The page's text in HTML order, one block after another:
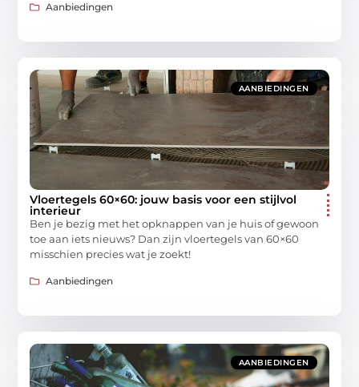
Aanbiedingen
AANBIEDINGEN
Vloertegels 60×60: jouw basis voor een stijlvol
interieur
Ben je bezig met het opknappen van je huis of gewoon
toe aan iets nieuws? Dan zijn vloertegels van 60×60
misschien precies wat je zoekt!
Aanbiedingen
AANBIEDINGEN